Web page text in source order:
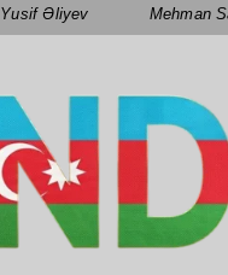
Yusif Əliyev Mehman